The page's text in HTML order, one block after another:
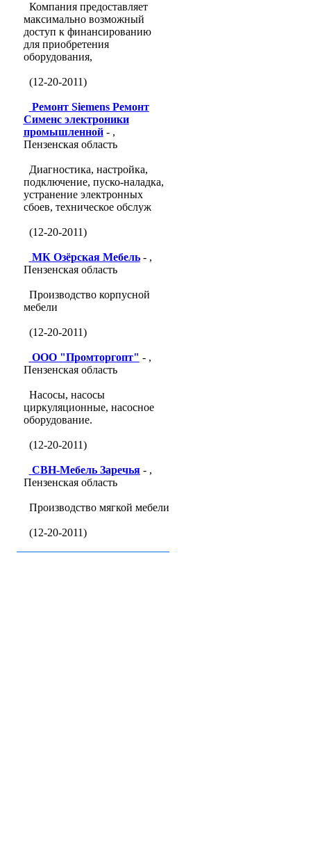
Компания предоставляет
максимально возможный
доступ к финансированию
для приобретения
оборудования,
(12-20-2011)
Ремонт Siemens Ремонт
Сименс электроники
промышленной- ,
Пензенская область
Диагностика, настройка,
подключение, пуско-наладка,
устранение электронных
сбоев, техническое обслуж
(12-20-2011)
МК Озёрская Мебель- ,
Пензенская область
Производство корпусной
мебели
(12-20-2011)
ООО "Промторгопт" - ,
Пензенская область
Насосы, насосы
циркуляционные, насосное
оборудование.
(12-20-2011)
СВН-Мебель Заречья- ,
Пензенская область
Производство мягкой мебели
(12-20-2011)